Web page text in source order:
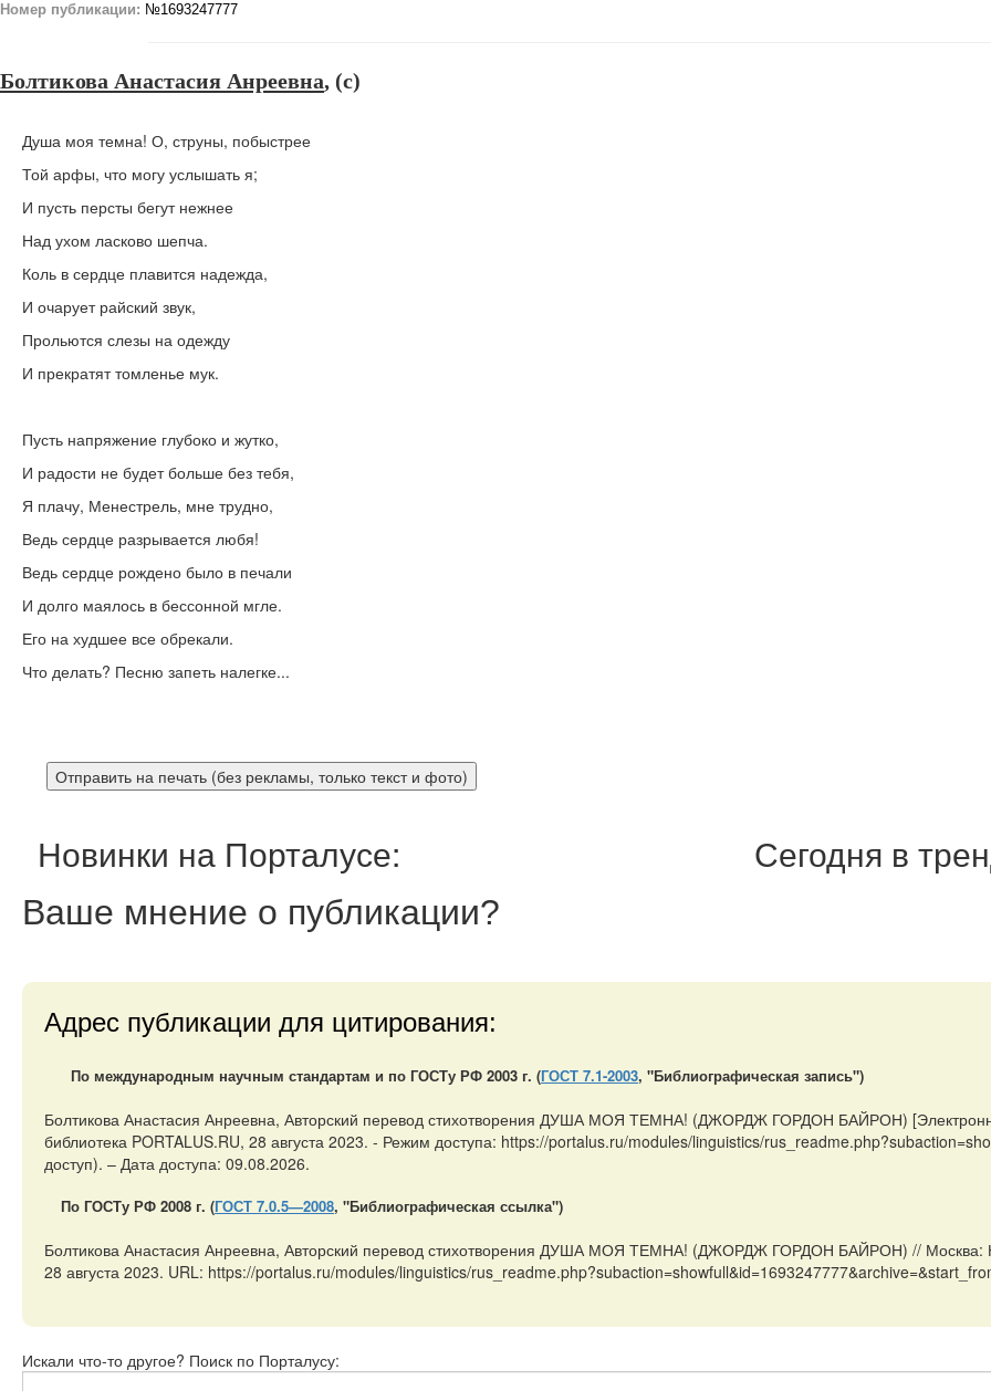
Номер публикации: №1693247777
Болтикова Анастасия Анреевна, (c)
Душа моя темна! О, струны, побыстрее
Той арфы, что могу услышать я;
И пусть персты бегут нежнее
Над ухом ласково шепча.
Коль в сердце плавится надежда,
И очарует райский звук,
Прольются слезы на одежду
И прекратят томленье мук.
Пусть напряжение глубоко и жутко,
И радости не будет больше без тебя,
Я плачу, Менестрель, мне трудно,
Ведь сердце разрывается любя!
Ведь сердце рождено было в печали
И долго маялось в бессонной мгле.
Его на худшее все обрекали.
Что делать? Песню запеть налегке...
Новинки на Порталусе: Сегодня в
Ваше мнение о публикации?
Адрес публикации для цитирования:
По международным научным стандартам и по ГОСТу РФ 2003 г. (ГОСТ 7.1-2003, "Библиографическая запись")
Болтикова Анастасия Анреевна, Авторский перевод стихотворения ДУША МОЯ ТЕМНА! (ДЖОРДЖ ГОРДОН БАЙРОН)
библиотека PORTALUS.RU, 28 августа 2023. - Режим доступа: https://portalus.ru/modules/linguistics/
доступ). – Дата доступа: 09.08.2026.
По ГОСТу РФ 2008 г. (ГОСТ 7.0.5—2008, "Библиографическая ссылка")
Болтикова Анастасия Анреевна, Авторский перевод стихотворения ДУША МОЯ ТЕМНА! (ДЖОРДЖ ГОРДОН БАЙРОН) // Москва:
28 августа 2023. URL: https://portalus.ru/modules/linguistics/
Искали что-то другое? Поиск по Порталусу: